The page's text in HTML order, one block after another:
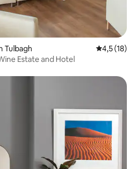
Tulbagh Calificación
4,5 (18)
Estate and Hotel